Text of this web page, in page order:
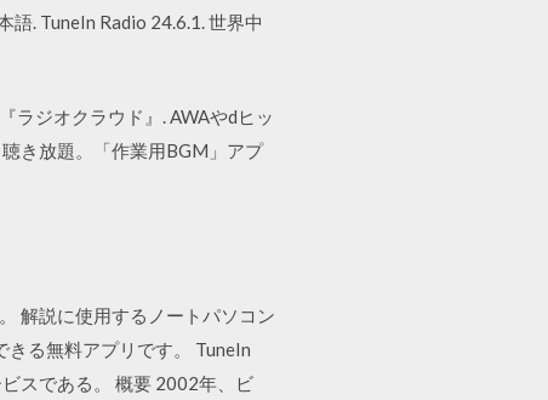
. TuneIn Radio 24.6.1. 世界中
ラジオクラウド』. AWAやdヒッ
き放題。「作業用BGM」アプ
解説に使用するノートパソコン
きる無料アプリです。 TuneIn
スである。 概要 2002年、ビ